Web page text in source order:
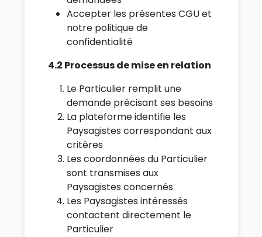
Accepter les présentes CGU et
notre politique de
confidentialité
4.2 Processus de mise en relation
Le Particulier remplit une
demande précisant ses besoins
La plateforme identifie les
Paysagistes correspondant aux
critères
Les coordonnées du Particulier
sont transmises aux
Paysagistes concernés
Les Paysagistes intéressés
contactent directement le
Particulier